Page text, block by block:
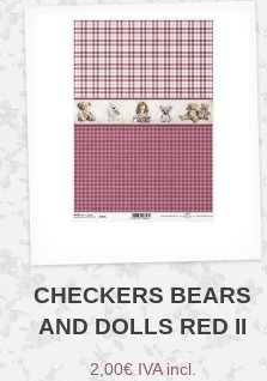
CHECKERS BEARS
AND DOLLS RED II
2,00€ IVA incl.